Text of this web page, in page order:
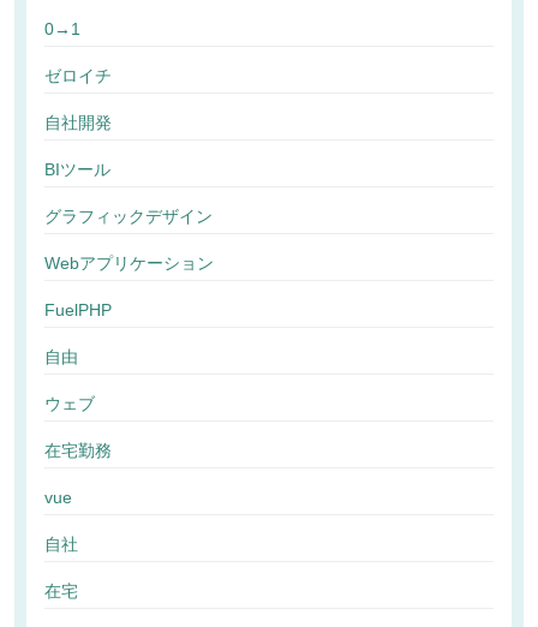
0→1
ゼロイチ
自社開発
BIツール
グラフィックデザイン
Webアプリケーション
FuelPHP
自由
ウェブ
在宅勤務
vue
自社
在宅